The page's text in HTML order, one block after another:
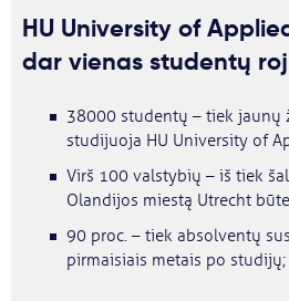
HU University of
dar vienas studentų
38000 studentų – tiek jaunų
studijuoja HU University of
Virš 100 valstybių – iš tiek
Olandijos miestą Utrecht
90 proc. – tiek absolventų
pirmaisiais metais po studijų;